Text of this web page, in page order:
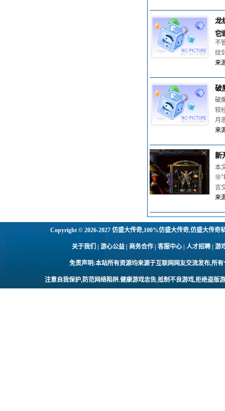
龙
它
龙
不
纹
来
破
破
较
月
来
新
本
⑩℉
言
来
Copyright © 2026-2027仿盛大传奇,100%仿盛大传奇,仿盛大传奇
关于我们 | 游心公益 | 商务合作 | 客服中心 | 人才招聘 |
免责声明:本站所有资源均来源于互联网网友交流发布,所
注意自我保护,防范网络陷阱.健康游戏忠告,抵制不良游戏,拒绝盗版